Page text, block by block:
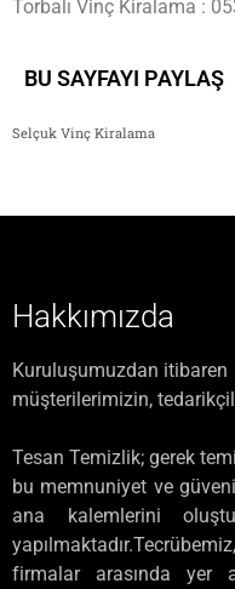
Torbalı Vinç Kiralama :
BU SAYFAYI PAYLAŞ
Selçuk Vinç Kiralama
Hakkımızda
Kuruluşumuzdan itibaren
müşterilerimizin,
Tesan Temizlik; gerek
bu memnuniyet ve
ana kalemlerini
firmalar arasında yer